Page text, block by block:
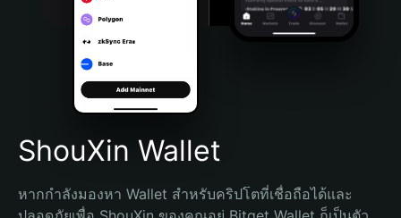
Português (Brasil)
Español (Argentina)
ShouXin Wallet
หากกำลังมองหา Wallet สำหรับคริปโตที่เชื่อถือได้และ